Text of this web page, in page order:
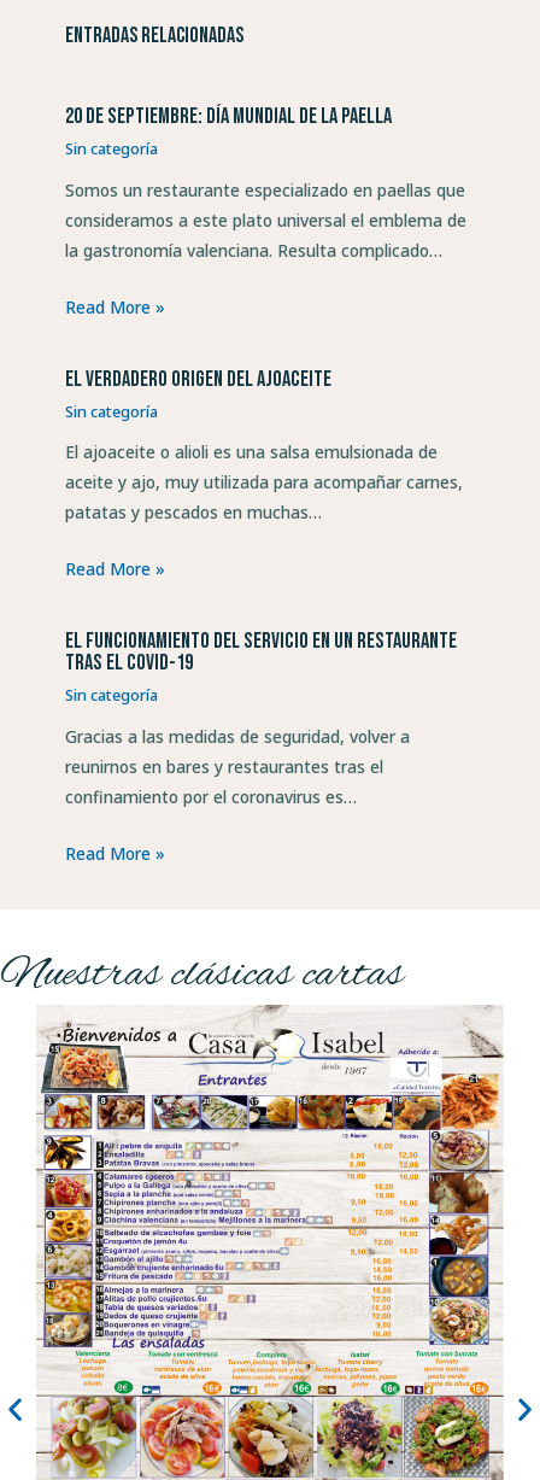
Entradas relacionadas
20 de septiembre: Día Mundial de la Paella
Sin categoría
Somos un restaurante especializado en paellas que
consideramos a este plato universal el emblema de
la gastronomía valenciana. Resulta complicado…
Read More »
El verdadero origen del ajoaceite
Sin categoría
El ajoaceite o alioli es una salsa emulsionada de
aceite y ajo, muy utilizada para acompañar carnes,
patatas y pescados en muchas…
Read More »
El funcionamiento del servicio en un restaurante
tras el COVID-19
Sin categoría
Gracias a las medidas de seguridad, volver a
reunirnos en bares y restaurantes tras el
confinamiento por el coronavirus es…
Read More »
Nuestras clásicas cartas